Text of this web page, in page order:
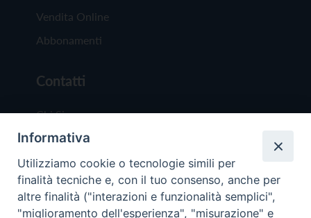
Vendita Online
Abbonamenti
Contatti
Chi Siamo
Redazione
Scrivici
Informativa
Utilizziamo cookie o tecnologie simili per
finalità tecniche e, con il tuo consenso, anche per
altre finalità ("interazioni e funzionalità semplici",
"miglioramento dell'esperienza", "misurazione" e